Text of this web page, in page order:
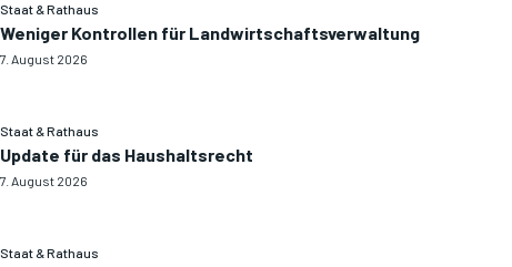
Staat & Rathaus
Weniger Kontrollen für Landwirtschaftsverwaltung
7. August 2026
Staat & Rathaus
Update für das Haushaltsrecht
7. August 2026
Staat & Rathaus